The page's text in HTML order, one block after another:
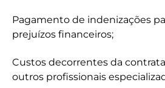
Pagamento de indenizações
prejuízos financeiros;
Custos decorrentes da
outros profissionais